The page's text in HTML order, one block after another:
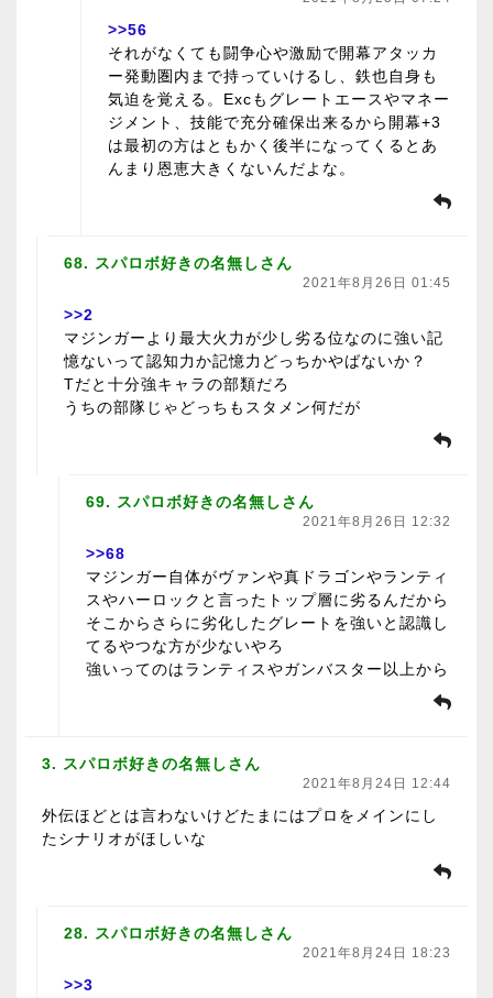
>>56
それがなくても闘争心や激励で開幕アタッカ
ー発動圏内まで持っていけるし、鉄也自身も
気迫を覚える。Excもグレートエースやマネー
ジメント、技能で充分確保出来るから開幕+3
は最初の方はともかく後半になってくるとあ
んまり恩恵大きくないんだよな。
68. スパロボ好きの名無しさん
2021年8月26日 01:45
>>2
マジンガーより最大火力が少し劣る位なのに強い記
憶ないって認知力か記憶力どっちかやばないか？
Tだと十分強キャラの部類だろ
うちの部隊じゃどっちもスタメン何だが
69. スパロボ好きの名無しさん
2021年8月26日 12:32
>>68
マジンガー自体がヴァンや真ドラゴンやランティ
スやハーロックと言ったトップ層に劣るんだから
そこからさらに劣化したグレートを強いと認識し
てるやつな方が少ないやろ
強いってのはランティスやガンバスター以上から
3. スパロボ好きの名無しさん
2021年8月24日 12:44
外伝ほどとは言わないけどたまにはプロをメインにし
たシナリオがほしいな
28. スパロボ好きの名無しさん
2021年8月24日 18:23
>>3